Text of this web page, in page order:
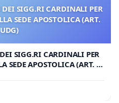
SIGG.RI CARDINALI PER
SEDE APOSTOLICA (ART.
SIGG.RI CARDINALI PER
SEDE APOSTOLICA (ART. 3